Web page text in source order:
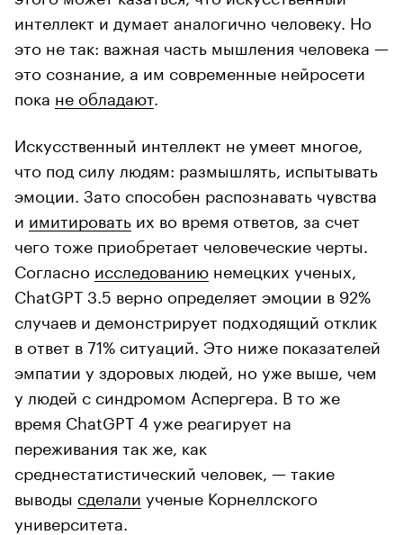
интеллект и думает аналогично человеку. Но
это не так: важная часть мышления человека —
это сознание, а им современные нейросети
пока не обладают.
Искусственный интеллект не умеет многое,
что под силу людям: размышлять, испытывать
эмоции. Зато способен распознавать чувства
и имитировать их во время ответов, за счет
чего тоже приобретает человеческие черты.
Согласно исследованию немецких ученых,
ChatGPT 3.5 верно определяет эмоции в 92%
случаев и демонстрирует подходящий отклик
в ответ в 71% ситуаций. Это ниже показателей
эмпатии у здоровых людей, но уже выше, чем
у людей с синдромом Аспергера. В то же
время ChatGPT 4 уже реагирует на
переживания так же, как
среднестатистический человек, — такие
выводы сделали ученые Корнеллского
университета.